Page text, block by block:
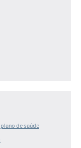
de saúde